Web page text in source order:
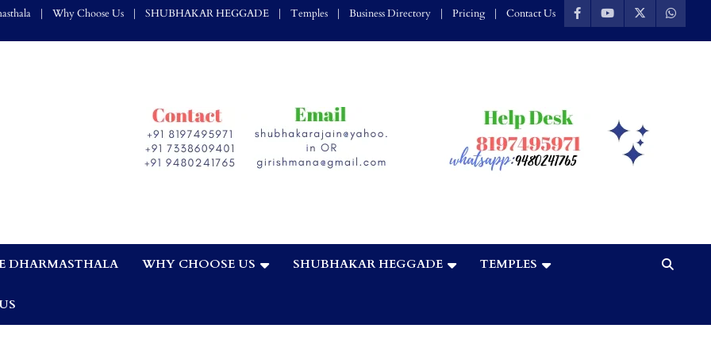
Why Choose Us SHUBHAKAR HEGGADE Temples Business Directory Pricing Contact Us
DHARMASTHALA WHY CHOOSE US SHUBHAKAR HEGGADE TEMPLES